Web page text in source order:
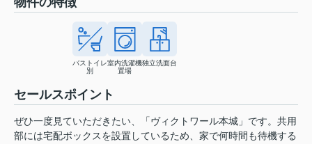
バストイレ
別
室内洗濯機
置場
独立洗面台
セールスポイント
ぜひ一度見ていただきたい、「ヴィクトワール本城」です。共用
部には宅配ボックスを設置しているため、家で何時間も待機する